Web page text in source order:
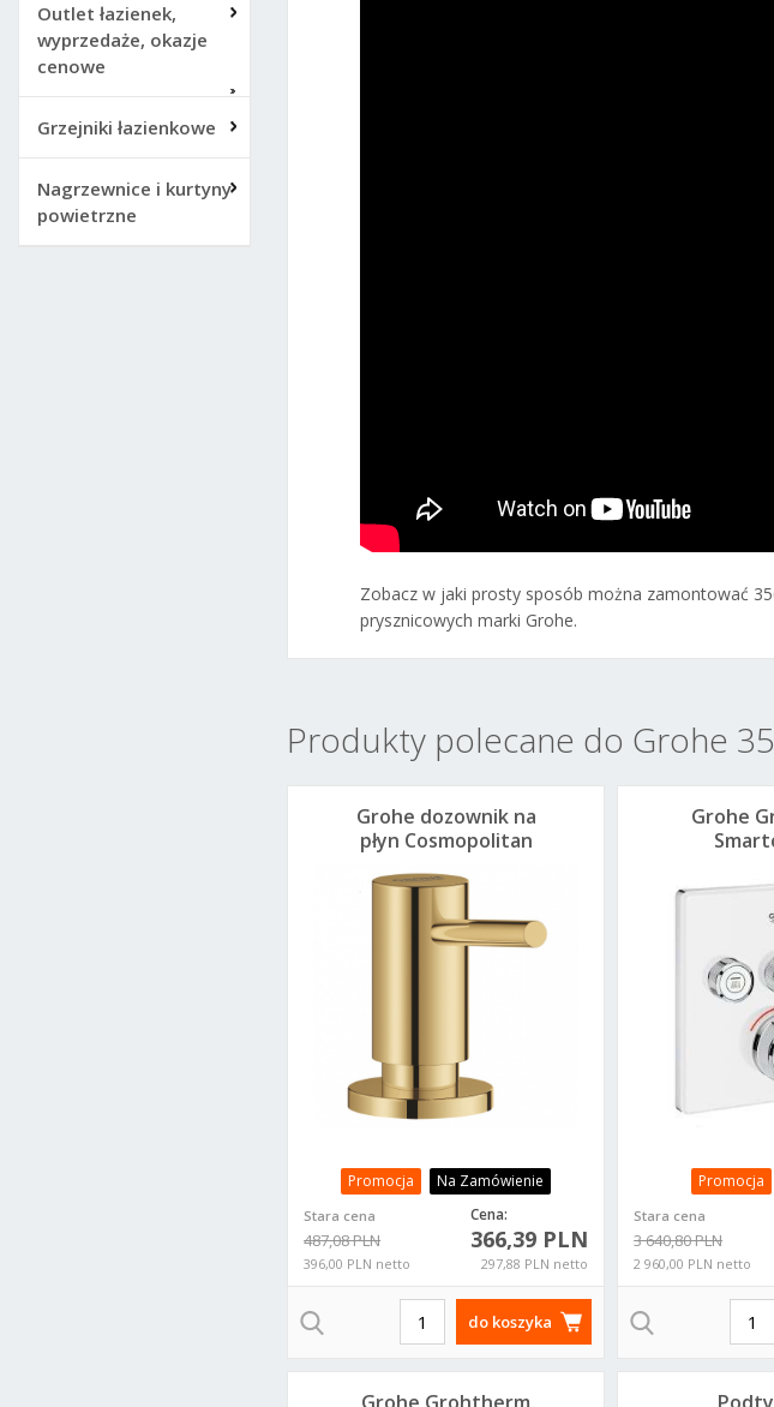
Outlet łazienek,
wyprzedaże, okazje
cenowe
Grzejniki łazienkowe
Nagrzewnice i kurtyny
powietrzne
Zobacz w jaki prosty sposób można zamontować
prysznicowych marki Grohe.
Produkty polecane do Grohe
Promocja Na Zamówienie
Stara cena
487,08 PLN
396,00 PLN netto
Cena:
366,39 PLN
297,88 PLN netto
Grohe dozownik na
płyn Cosmopolitan
sunrise
do koszyka
Promocja
Stara cena
3 640,80 PLN
2 960,00 PLN netto
Grohe